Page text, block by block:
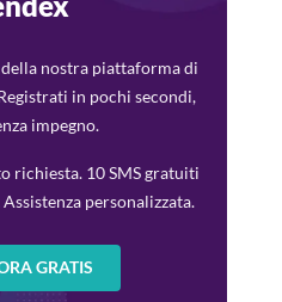
nostra piattaforma di
in pochi secondi,
impegno.
richiesta. 10 SMS gratuiti
personalizzata.
GRATIS